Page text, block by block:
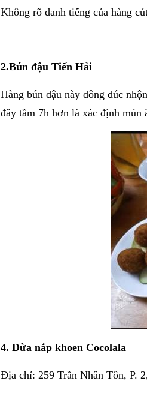
Không rõ danh tiếng của hàng
2.Bún đậu Tiến Hải
Hàng bún đậu này đông đúc
đây tầm 7h hơn là xác định mún
4. Dừa nắp khoen Cocolala
Địa chỉ: 259 Trần Nhân Tôn, P.